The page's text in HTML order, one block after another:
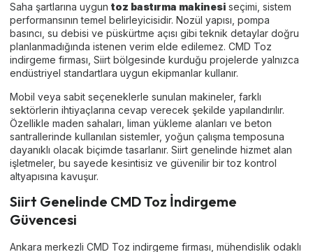
Saha şartlarına uygun toz bastırma makinesi seçimi, sistem
performansının temel belirleyicisidir. Nozül yapısı, pompa
basıncı, su debisi ve püskürtme açısı gibi teknik detaylar doğru
planlanmadığında istenen verim elde edilemez. CMD Toz
indirgeme firması, Siirt bölgesinde kurduğu projelerde yalnızca
endüstriyel standartlara uygun ekipmanlar kullanır.
Mobil veya sabit seçeneklerle sunulan makineler, farklı
sektörlerin ihtiyaçlarına cevap verecek şekilde yapılandırılır.
Özellikle maden sahaları, liman yükleme alanları ve beton
santrallerinde kullanılan sistemler, yoğun çalışma temposuna
dayanıklı olacak biçimde tasarlanır. Siirt genelinde hizmet alan
işletmeler, bu sayede kesintisiz ve güvenilir bir toz kontrol
altyapısına kavuşur.
Siirt Genelinde CMD Toz İndirgeme
Güvencesi
Ankara merkezli CMD Toz indirgeme firması, mühendislik odaklı